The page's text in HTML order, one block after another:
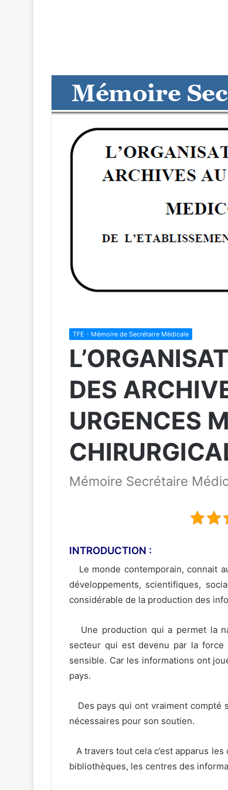
TFE - Mémoire de Secrétaire Médicale
DES
URGENCES
Mémoire Secrétaire
INTRODUCTION :
Le monde contemporain, connait
développements, scientifiques,
considérable de la production des
Une production qui a permet la
secteur qui est devenu par la
sensible. Car les informations ont
pays.
Des pays qui ont vraiment compté
nécessaires pour son soutien.
A travers tout cela c’est apparus
bibliothèques, les centres des